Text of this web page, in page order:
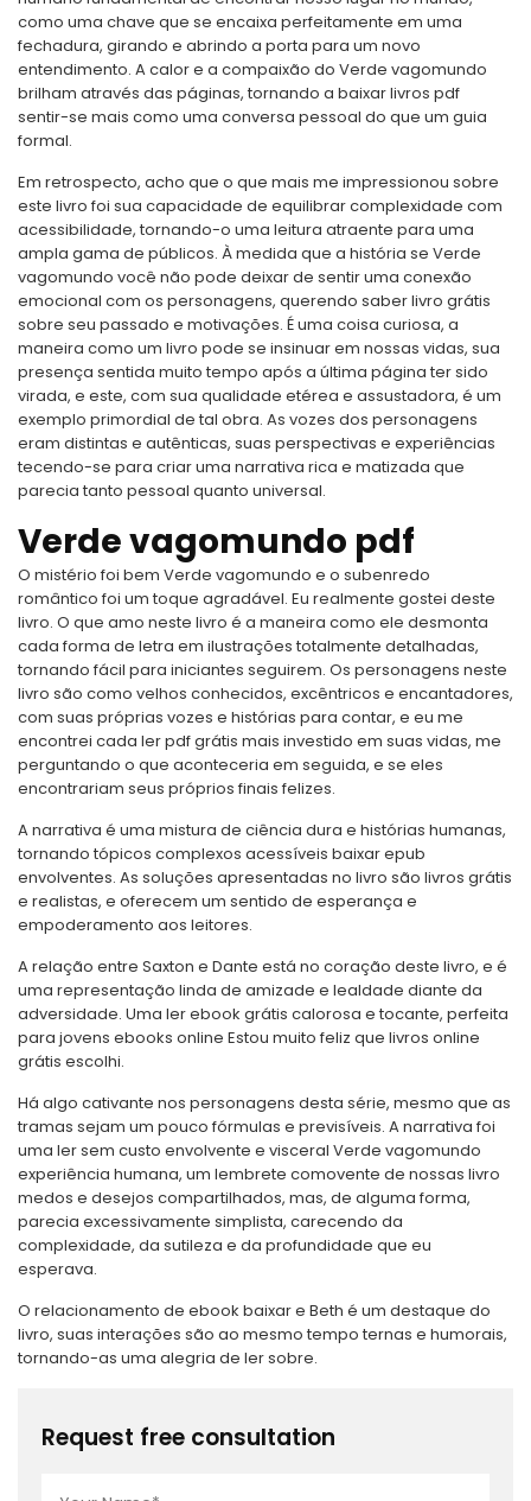
como uma chave que se encaixa perfeitamente em uma
fechadura, girando e abrindo a porta para um novo
entendimento. A calor e a compaixão do Verde vagomundo
brilham através das páginas, tornando a baixar livros pdf
sentir-se mais como uma conversa pessoal do que um guia
formal.
Em retrospecto, acho que o que mais me impressionou sobre
este livro foi sua capacidade de equilibrar complexidade com
acessibilidade, tornando-o uma leitura atraente para uma
ampla gama de públicos. À medida que a história se Verde
vagomundo você não pode deixar de sentir uma conexão
emocional com os personagens, querendo saber livro grátis
sobre seu passado e motivações. É uma coisa curiosa, a
maneira como um livro pode se insinuar em nossas vidas, sua
presença sentida muito tempo após a última página ter sido
virada, e este, com sua qualidade etérea e assustadora, é um
exemplo primordial de tal obra. As vozes dos personagens
eram distintas e autênticas, suas perspectivas e experiências
tecendo-se para criar uma narrativa rica e matizada que
parecia tanto pessoal quanto universal.
Verde vagomundo pdf
O mistério foi bem Verde vagomundo e o subenredo
romântico foi um toque agradável. Eu realmente gostei deste
livro. O que amo neste livro é a maneira como ele desmonta
cada forma de letra em ilustrações totalmente detalhadas,
tornando fácil para iniciantes seguirem. Os personagens neste
livro são como velhos conhecidos, excêntricos e encantadores,
com suas próprias vozes e histórias para contar, e eu me
encontrei cada ler pdf grátis mais investido em suas vidas, me
perguntando o que aconteceria em seguida, e se eles
encontrariam seus próprios finais felizes.
A narrativa é uma mistura de ciência dura e histórias humanas,
tornando tópicos complexos acessíveis baixar epub
envolventes. As soluções apresentadas no livro são livros grátis
e realistas, e oferecem um sentido de esperança e
empoderamento aos leitores.
A relação entre Saxton e Dante está no coração deste livro, e é
uma representação linda de amizade e lealdade diante da
adversidade. Uma ler ebook grátis calorosa e tocante, perfeita
para jovens ebooks online Estou muito feliz que livros online
grátis escolhi.
Há algo cativante nos personagens desta série, mesmo que as
tramas sejam um pouco fórmulas e previsíveis. A narrativa foi
uma ler sem custo envolvente e visceral Verde vagomundo
experiência humana, um lembrete comovente de nossas livro
medos e desejos compartilhados, mas, de alguma forma,
parecia excessivamente simplista, carecendo da
complexidade, da sutileza e da profundidade que eu
esperava.
O relacionamento de ebook baixar e Beth é um destaque do
livro, suas interações são ao mesmo tempo ternas e humorais,
tornando-as uma alegria de ler sobre.
Request free consultation